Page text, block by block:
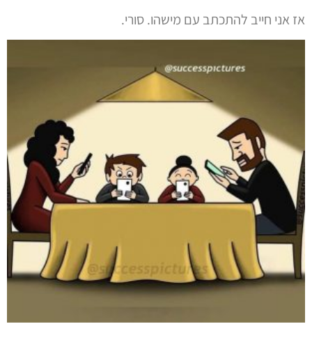
אז אני חייב להתכתב עם מישהו. סורי.